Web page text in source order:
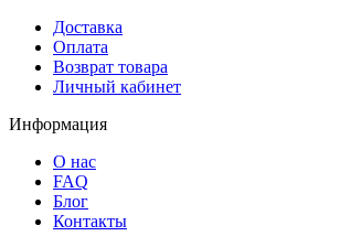
Доставка
Оплата
Возврат товара
Личный кабинет
Информация
О нас
FAQ
Блог
Контакты